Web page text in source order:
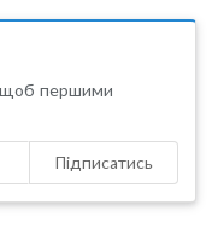
щоб першими
Підписатись